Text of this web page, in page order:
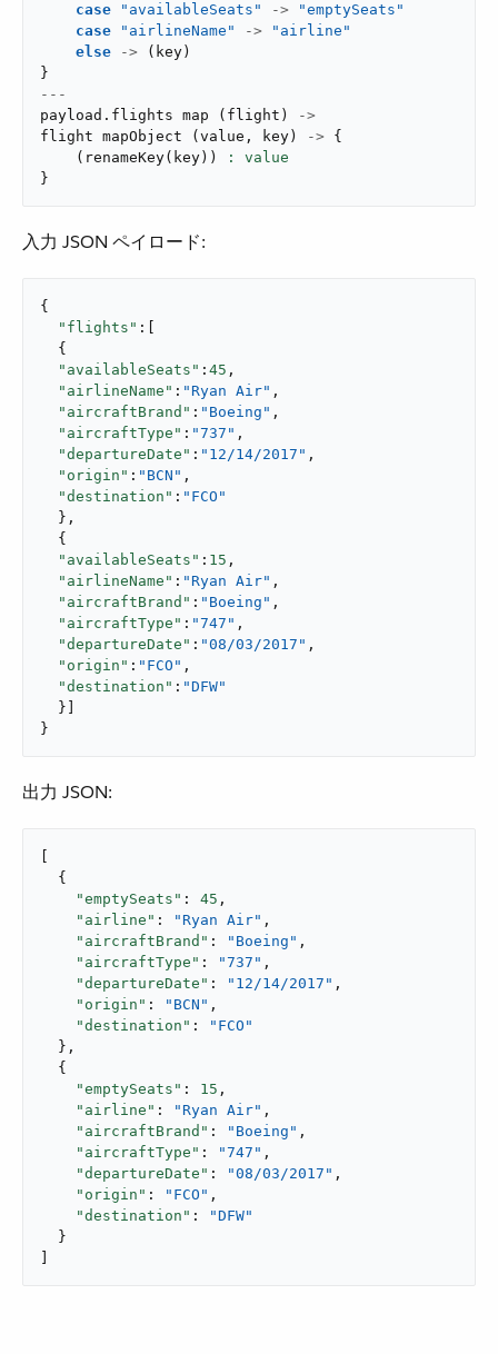
case
"availableSeats" ->
"emptySeats"
case
"airlineName" ->
"airline"
else
-> ( key )
}
---
payload . flights map ( flight )
->
flight mapObject ( value , key ) -> {
( renameKey( key ) )
}
入力 JSON ペイロード:
{
"flights" :[
  {
"availableSeats" : 45 ,
"airlineName" : "Ryan Air" ,
"aircraftBrand" : "Boeing" ,
"aircraftType" : "737" ,
"departureDate" : "12/14/2017" ,
"origin" : "BCN" ,
"destination" : "FCO"
  },
  {
"availableSeats" : 15 ,
"airlineName" : "Ryan Air" ,
"aircraftBrand" : "Boeing" ,
"aircraftType" : "747" ,
"departureDate" : "08/03/2017" ,
"origin" : "FCO" ,
"destination" : "DFW"
  }]
}
出力 JSON:
  {
"emptySeats" : 45 ,
"airline" : "Ryan Air" ,
"aircraftBrand" : "Boeing" ,
"aircraftType" : "737" ,
"departureDate" : "12/14/2017" ,
"origin" : "BCN" ,
"destination" :
"FCO"
  },
  {
"emptySeats" : 15 ,
"airline" : "Ryan Air" ,
"aircraftBrand" : "Boeing" ,
"aircraftType" : "747" ,
"departureDate" : "08/03/2017" ,
"origin" : "FCO" ,
"destination" :
"DFW"
  }